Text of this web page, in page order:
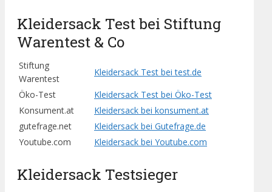
Kleidersack Test bei Stiftung
Warentest & Co
Stiftung
Warentest
Kleidersack Test bei test.de
Öko-Test
Kleidersack Test bei Öko-Test
Konsument.at
Kleidersack bei konsument.at
gutefrage.net
Kleidersack bei Gutefrage.de
Youtube.com
Kleidersack bei Youtube.com
Kleidersack Testsieger